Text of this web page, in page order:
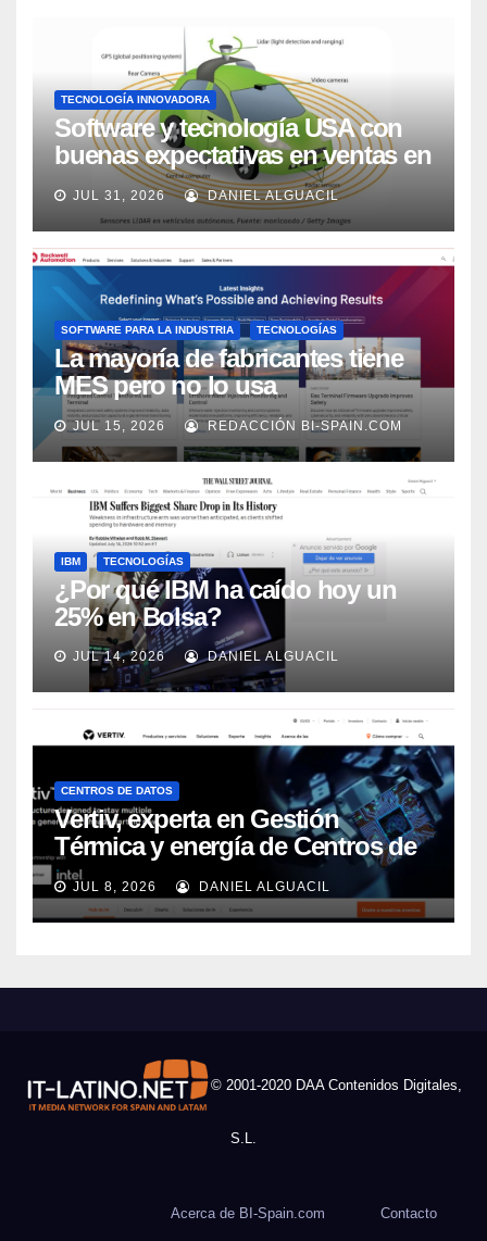
TECNOLOGÍA INNOVADORA
Software y tecnología USA con
buenas expectativas en ventas en
los próximos 2 años, según
Market Watch
JUL 31, 2026 DANIEL ALGUACIL
SOFTWARE PARA LA INDUSTRIA TECNOLOGÍAS
La mayoría de fabricantes tiene
MES pero no lo usa
adecuadamente, según Rockwell
Automation
JUL 15, 2026 REDACCIÓN BI-SPAIN.COM
IBM TECNOLOGÍAS
¿Por qué IBM ha caído hoy un
25% en Bolsa?
JUL 14, 2026 DANIEL ALGUACIL
CENTROS DE DATOS
Vertiv, experta en Gestión
Térmica y energía de Centros de
Datos, sigue su crecimiento
imparable
JUL 8, 2026 DANIEL ALGUACIL
© 2001-2020 DAA Contenidos Digitales,
S.L.
Acerca de BI-Spain.com Contacto